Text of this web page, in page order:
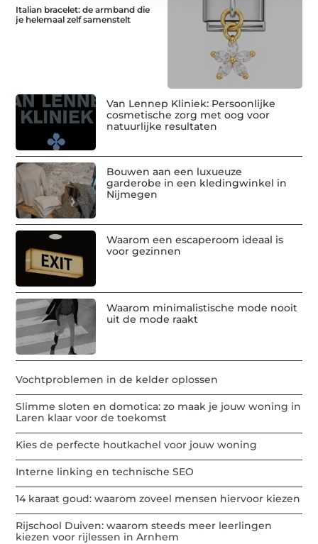
Italian bracelet: de armband die
je helemaal zelf samenstelt
Van Lennep Kliniek: Persoonlijke
cosmetische zorg met oog voor
natuurlijke resultaten
Bouwen aan een luxueuze
garderobe in een kledingwinkel in
Nijmegen
Waarom een escaperoom ideaal is
voor gezinnen
Waarom minimalistische mode nooit
uit de mode raakt
Vochtproblemen in de kelder oplossen
Slimme sloten en domotica: zo maak je jouw woning in
Laren klaar voor de toekomst
Kies de perfecte houtkachel voor jouw woning
Interne linking en technische SEO
14 karaat goud: waarom zoveel mensen hiervoor kiezen
Rijschool Duiven: waarom steeds meer leerlingen
kiezen voor rijlessen in Arnhem